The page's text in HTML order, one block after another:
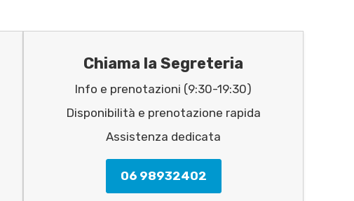
Chiama la Segreteria
Info e prenotazioni (9:30-19:30)
Disponibilità e prenotazione rapida
Assistenza dedicata
06 98932402